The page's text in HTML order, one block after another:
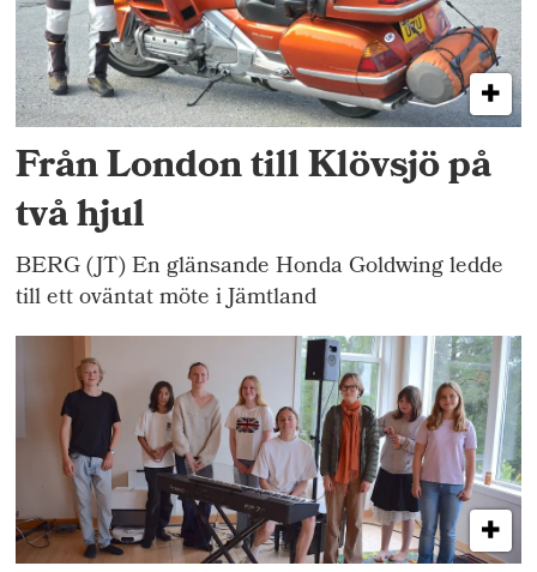
Från London till Klövsjö på
två hjul
BERG (JT) En glänsande Honda Goldwing ledde
till ett oväntat möte i Jämtland